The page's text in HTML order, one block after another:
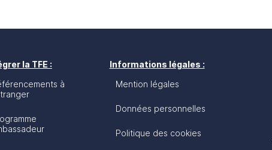
la TFE :
à
Informations légales :
Mention légales
Données personnelles
Politique des cookies